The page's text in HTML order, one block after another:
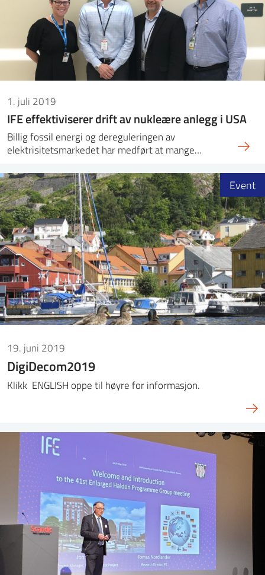
IFE
PRESSE ENGLISH
1. juli 2019
IFE effektiviserer drift av nukleære anlegg i USA
Billig fossil energi og dereguleringen av
elektrisitetsmarkedet har medført at mange…
19. juni 2019
DigiDecom2019
Klikk ENGLISH oppe til høyre for informasjon.
Event